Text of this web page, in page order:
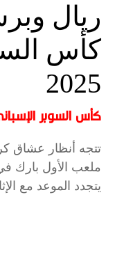
ريال
كأس
2025
كأس السوبر
تتجه أنظار عشاق
ملعب الأول بارك
يتجدد الموعد مع